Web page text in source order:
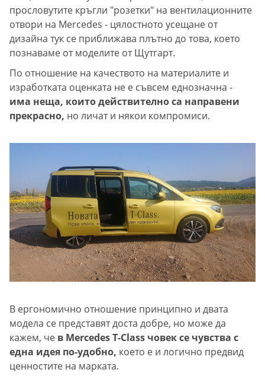
прословутите кръгли "розетки" на вентилационните
отвори на Mercedes - цялостното усещане от
дизайна тук се приближава плътно до това, което
познаваме от моделите от Щутгарт.
По отношение на качеството на материалите и
изработката оценката не е съвсем еднозначна -
има неща, които действително са направени
прекрасно, но личат и някои компромиси.
В ергономично отношение принципно и двата
модела се представят доста добре, но може да
кажем, че в Mercedes Т-Class човек се чувства с
една идея по-удобно, което е и логично предвид
ценностите на марката.